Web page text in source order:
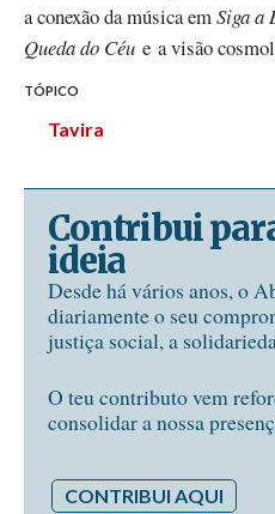
a conexão da música emSiga a
Queda do Céu e a visão
TÓPICO
Tavira
Contribui
ideia
Desde há vários anos, o
diariamente o seu
justiça social, a
O teu contributo vem
consolidar a nossa
CONTRIBUI AQUI